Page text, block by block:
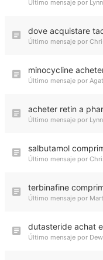
Último mensaje por
dove acquistare
Último mensaje por
minocycline
Último mensaje por
acheter retin a
Último mensaje por
salbutamol
Último mensaje por
terbinafine
Último mensaje por
dutasteride achat
Último mensaje por